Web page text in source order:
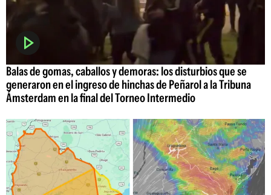
Balas de gomas, caballos y demoras: los disturbios que se
generaron en el ingreso de hinchas de Peñarol a la Tribuna
Ámsterdam en la final del Torneo Intermedio